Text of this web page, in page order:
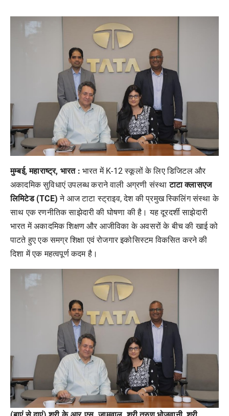
मुम्बई, महाराष्ट्र, भारत : भारत में K-12 स्कूलों के लिए डिजिटल और
अकादमिक सुविधाएं उपलब्ध कराने वाली अग्रणी संस्थाटाटा क्लासएज
लिमिटेड (TCE) ने आज टाटा स्ट्राइव, देश की प्रमुख स्किलिंग संस्था के
साथ एक रणनीतिक साझेदारी की घोषणा की है। यह दूरदर्शी साझेदारी
भारत में अकादमिक शिक्षण और आजीविका के अवसरों के बीच की खाई को
पाटते हुए एक समग्र शिक्षा एवं रोजगार इकोसिस्टम विकसित करने की
दिशा में एक महत्वपूर्ण कदम है।